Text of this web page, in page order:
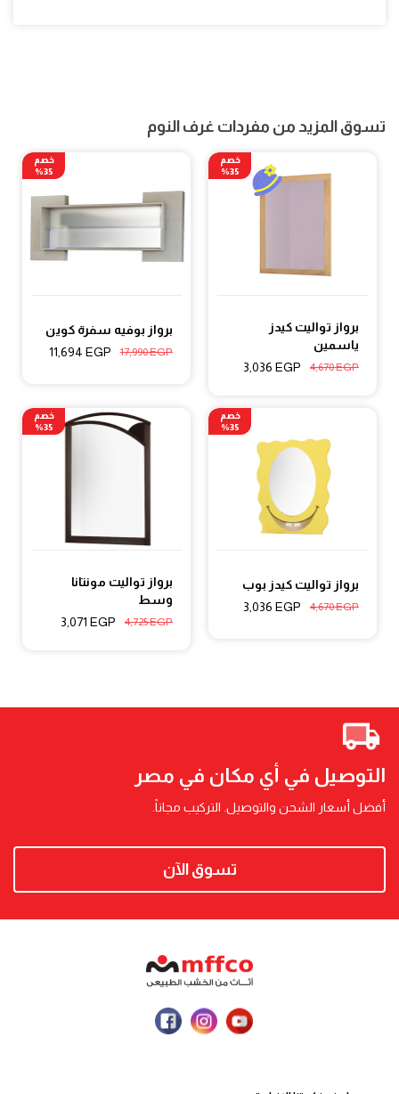
تسوق المزيد من مفردات غرف النوم
برواز تواليت كيدز
ياسمين
4,670EGP
3,036 EGP
خصم
35%
برواز بوفيه سفرة كوين
17,990EGP
11,694 EGP
خصم
35%
برواز تواليت كيدز بوب
4,670EGP
3,036 EGP
خصم
35%
برواز تواليت مونتانا
وسط
4,725EGP
3,071 EGP
خصم
35%
التوصيل في أي مكان في مصر
أفضل أسعار الشحن والتوصيل. التركيب مجاناً.
تسوق الآن